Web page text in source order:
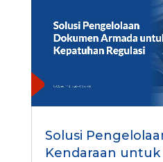
Solusi
Kendaraan